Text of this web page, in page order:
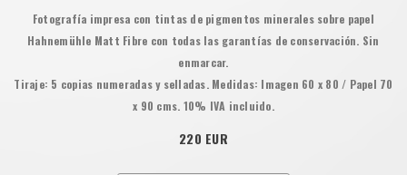
Fotografía impresa con tintas de pigmentos minerales sobre papel
Hahnemühle Matt Fibre con todas las garantías de conservación. Sin
enmarcar.
Tiraje: 5 copias numeradas y selladas. Medidas: Imagen 60 x 80 / Papel 70
x 90 cms. 10% IVA incluido.
220 EUR